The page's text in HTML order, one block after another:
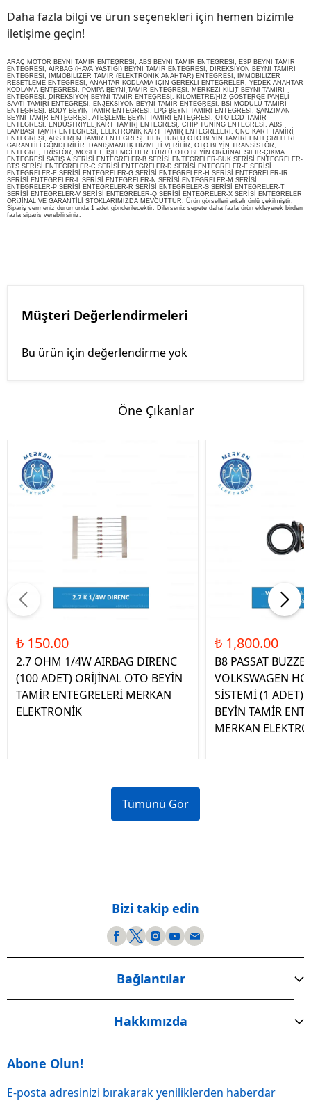
Daha fazla bilgi ve ürün seçenekleri için hemen bizimle
iletişime geçin!
ARAÇ MOTOR BEYNİ TAMİR ENTEGRESİ, ABS BEYNİ TAMİR ENTEGRESİ, ESP BEYNİ TAMİR
ENTEGRESİ, AİRBAG (HAVA YASTIĞI) BEYNİ TAMİR ENTEGRESİ, DİREKSİYON BEYNİ TAMİRİ
ENTEGRESİ, İMMOBİLİZER TAMİR (ELEKTRONİK ANAHTAR) ENTEGRESİ, İMMOBİLİZER
RESETLEME ENTEGRESİ, ANAHTAR KODLAMA İÇİN GEREKLİ ENTEGRELER, YEDEK ANAHTAR
KODLAMA ENTEGRESİ, POMPA BEYNİ TAMİR ENTEGRESİ, MERKEZİ KİLİT BEYNİ TAMİRİ
ENTEGRESİ, DİREKSİYON BEYNİ TAMİR ENTEGRESİ, KİLOMETRE/HIZ GÖSTERGE PANELİ-
SAATİ TAMİRİ ENTEGRESİ, ENJEKSİYON BEYNİ TAMİR ENTEGRESİ, BSİ MODÜLÜ TAMİRİ
ENTEGRESİ, BODY BEYİN TAMİR ENTEGRESİ, LPG BEYNİ TAMİRİ ENTEGRESİ, ŞANZIMAN
BEYNİ TAMİR ENTEGRESİ, ATEŞLEME BEYNİ TAMİRİ ENTEGRESİ, OTO LCD TAMİR
ENTEGRESİ, ENDÜSTRİYEL KART TAMİRİ ENTEGRESİ, CHİP TUNİNG ENTEGRESİ, ABS
LAMBASI TAMİR ENTEGRESİ, ELEKTRONİK KART TAMİR ENTEGRELERİ, CNC KART TAMİRİ
ENTEGRESİ, ABS FREN TAMİR ENTEGRESİ, HER TÜRLÜ OTO BEYİN TAMİRİ ENTEGRELERİ
GARANTİLİ GÖNDERİLİR. DANIŞMANLIK HİZMETİ VERİLİR, OTO BEYİN TRANSİSTÖR,
ENTEGRE, TRİSTÖR, MOSFET, İŞLEMCİ HER TÜRLÜ OTO BEYİN ORİJİNAL SIFIR-ÇIKMA
ENTEGRESİ SATIŞ.A SERİSİ ENTEGRELER-B SERİSİ ENTEGRELER-BUK SERİSİ ENTEGRELER-
BTS SERİSİ ENTEGRELER-C SERİSİ ENTEGRELER-D SERİSİ ENTEGRELER-E SERİSİ
ENTEGRELER-F SERİSİ ENTEGRELER-G SERİSİ ENTEGRELER-H SERİSİ ENTEGRELER-IR
SERİSİ ENTEGRELER-L SERİSİ ENTEGRELER-N SERİSİ ENTEGRELER-M SERİSİ
ENTEGRELER-P SERİSİ ENTEGRELER-R SERİSİ ENTEGRELER-S SERİSİ ENTEGRELER-T
SERİSİ ENTEGRELER-V SERİSİ ENTEGRELER-Q SERİSİ ENTEGRELER-X SERİSİ ENTEGRELER
ORiJİNAL VE GARANTİLİ STOKLARIMIZDA MEVCUTTUR. Ürün görselleri arkalı önlü çekilmiştir.
Sipariş vermeniz durumunda 1 adet gönderilecektir. Dilerseniz sepete daha fazla ürün ekleyerek birden
fazla sipariş verebilirsiniz.
Müşteri Değerlendirmeleri
Bu ürün için değerlendirme yok
Öne Çıkanlar
₺ 150.00
2.7 OHM 1/4W AIRBAG DIRENC
(100 ADET) ORİJİNAL OTO BEYİN
TAMİR ENTEGRELERİ MERKAN
ELEKTRONİK
₺ 1,800.00
B8 PASSAT
VOLKSWAGEN
SİSTEMİ (1 ADET)
BEYİN TAMİR
MERKAN
Tümünü Gör
Bizi takip edin
Bağlantılar
Hakkımızda
Abone Olun!
E-posta adresinizi bırakarak yeniliklerden haberdar